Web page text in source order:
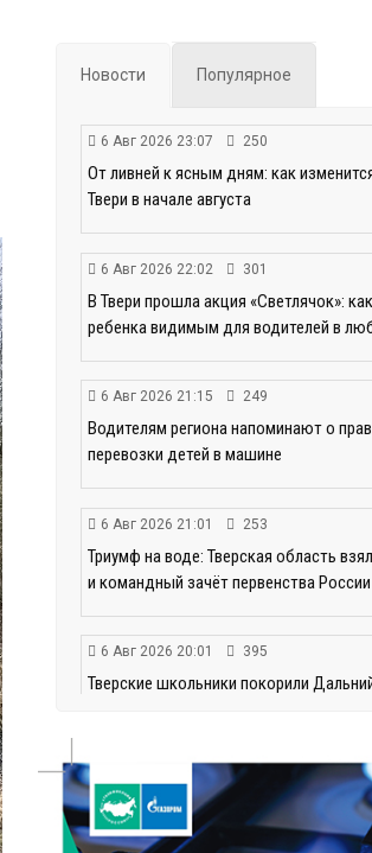
Новости Популярное
6 Авг 2026 23:07 250
От ливней к ясным дням: как
Твери в начале августа
6 Авг 2026 22:02 301
В Твери прошла акция «Светлячок»:
ребенка видимым для водителей в
6 Авг 2026 21:15 249
Водителям региона напоминают о
перевозки детей в машине
6 Авг 2026 21:01 253
Триумф на воде: Тверская область
и командный зачёт первенства России
6 Авг 2026 20:01 395
Тверские школьники покорили
365
Забота о пациентах и врачах: в ГКБ
комфортнее